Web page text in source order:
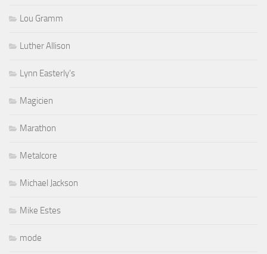
Lou Gramm
Luther Allison
Lynn Easterly's
Magicien
Marathon
Metalcore
Michael Jackson
Mike Estes
mode